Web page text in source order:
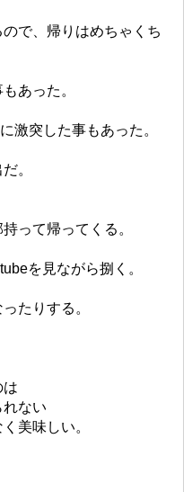
で、帰りはめちゃくち
あった。
激突した事もあった。
。
って帰ってくる。
を見ながら捌く。
たりする。
は
ない
美味しい。